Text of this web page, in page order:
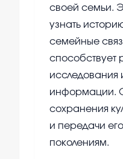
своей семьи.
узнать
семейные
способствует
исследования
информации.
сохранения
и передачи
поколениям.